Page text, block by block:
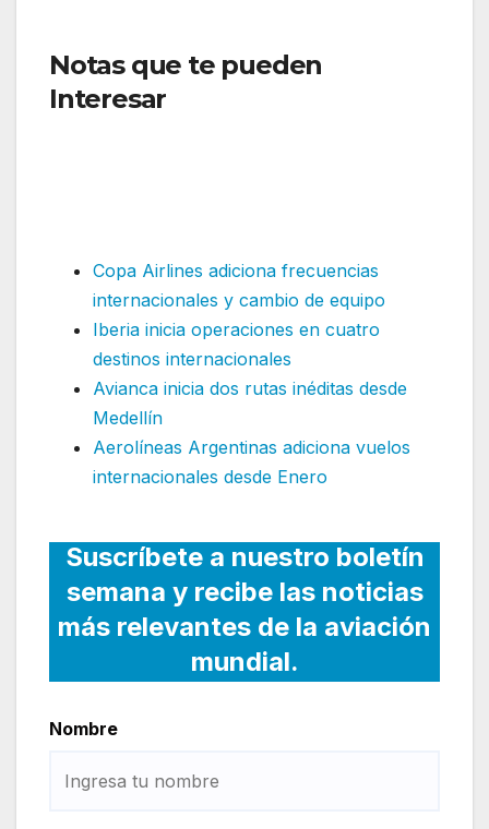
Notas que te pueden
Interesar
Copa Airlines adiciona frecuencias
internacionales y cambio de equipo
Iberia inicia operaciones en cuatro
destinos internacionales
Avianca inicia dos rutas inéditas desde
Medellín
Aerolíneas Argentinas adiciona vuelos
internacionales desde Enero
Suscríbete a nuestro boletín
semana y recibe las noticias
más relevantes de la aviación
mundial.
Nombre